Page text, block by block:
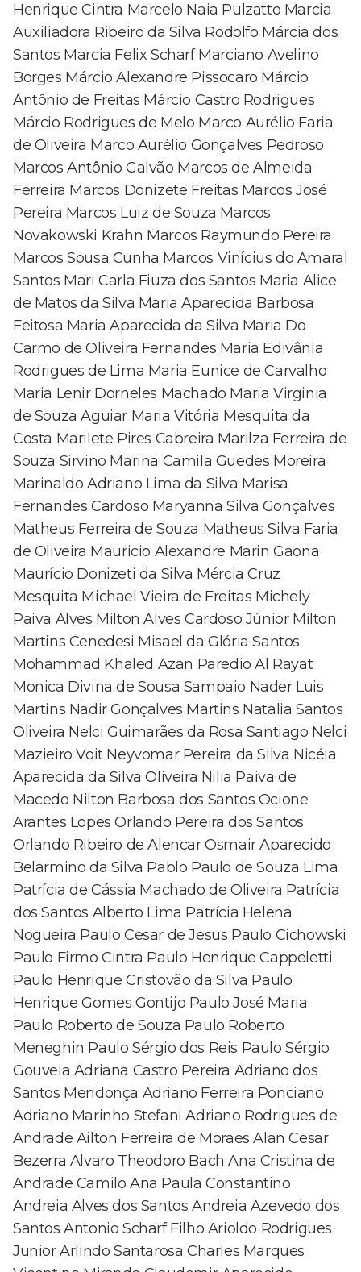
Henrique Cintra Marcelo Naia Pulzatto Marcia
Auxiliadora Ribeiro da Silva Rodolfo Márcia dos
Santos Marcia Felix Scharf Marciano Avelino
Borges Márcio Alexandre Pissocaro Márcio
Antônio de Freitas Márcio Castro Rodrigues
Márcio Rodrigues de Melo Marco Aurélio Faria
de Oliveira Marco Aurélio Gonçalves Pedroso
Marcos Antônio Galvão Marcos de Almeida
Ferreira Marcos Donizete Freitas Marcos José
Pereira Marcos Luiz de Souza Marcos
Novakowski Krahn Marcos Raymundo Pereira
Marcos Sousa Cunha Marcos Vinícius do Amaral
Santos Mari Carla Fiuza dos Santos Maria Alice
de Matos da Silva Maria Aparecida Barbosa
Feitosa Maria Aparecida da Silva Maria Do
Carmo de Oliveira Fernandes Maria Edivânia
Rodrigues de Lima Maria Eunice de Carvalho
Maria Lenir Dorneles Machado Maria Virginia
de Souza Aguiar Maria Vitória Mesquita da
Costa Marilete Pires Cabreira Marilza Ferreira de
Souza Sirvino Marina Camila Guedes Moreira
Marinaldo Adriano Lima da Silva Marisa
Fernandes Cardoso Maryanna Silva Gonçalves
Matheus Ferreira de Souza Matheus Silva Faria
de Oliveira Mauricio Alexandre Marin Gaona
Maurício Donizeti da Silva Mércia Cruz
Mesquita Michael Vieira de Freitas Michely
Paiva Alves Milton Alves Cardoso Júnior Milton
Martins Cenedesi Misael da Glória Santos
Mohammad Khaled Azan Paredio Al Rayat
Monica Divina de Sousa Sampaio Nader Luis
Martins Nadir Gonçalves Martins Natalia Santos
Oliveira Nelci Guimarães da Rosa Santiago Nelci
Mazieiro Voit Neyvomar Pereira da Silva Nicéia
Aparecida da Silva Oliveira Nilia Paiva de
Macedo Nilton Barbosa dos Santos Ocione
Arantes Lopes Orlando Pereira dos Santos
Orlando Ribeiro de Alencar Osmair Aparecido
Belarmino da Silva Pablo Paulo de Souza Lima
Patrícia de Cássia Machado de Oliveira Patrícia
dos Santos Alberto Lima Patrícia Helena
Nogueira Paulo Cesar de Jesus Paulo Cichowski
Paulo Firmo Cintra Paulo Henrique Cappeletti
Paulo Henrique Cristovão da Silva Paulo
Henrique Gomes Gontijo Paulo José Maria
Paulo Roberto de Souza Paulo Roberto
Meneghin Paulo Sérgio dos Reis Paulo Sérgio
Gouveia Adriana Castro Pereira Adriano dos
Santos Mendonça Adriano Ferreira Ponciano
Adriano Marinho Stefani Adriano Rodrigues de
Andrade Ailton Ferreira de Moraes Alan Cesar
Bezerra Alvaro Theodoro Bach Ana Cristina de
Andrade Camilo Ana Paula Constantino
Andreia Alves dos Santos Andreia Azevedo dos
Santos Antonio Scharf Filho Arioldo Rodrigues
Junior Arlindo Santarosa Charles Marques